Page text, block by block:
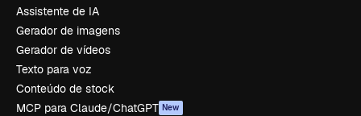
Assistente de IA
Gerador de imagens
Gerador de vídeos
Texto para voz
Conteúdo de stock
MCP para Claude/ChatGPT New